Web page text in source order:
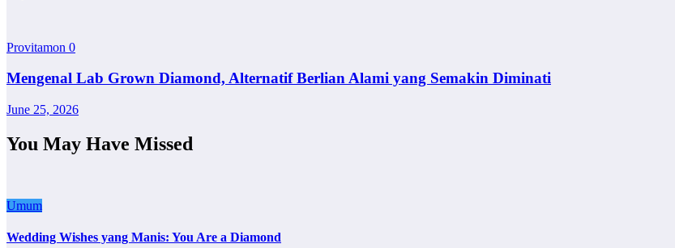
Provitamon 0
Mengenal Lab Grown Diamond, Alternatif Berlian Alami yang Semakin Diminati
June 25, 2026
You May Have Missed
Umum
Wedding Wishes yang Manis: You Are a Diamond